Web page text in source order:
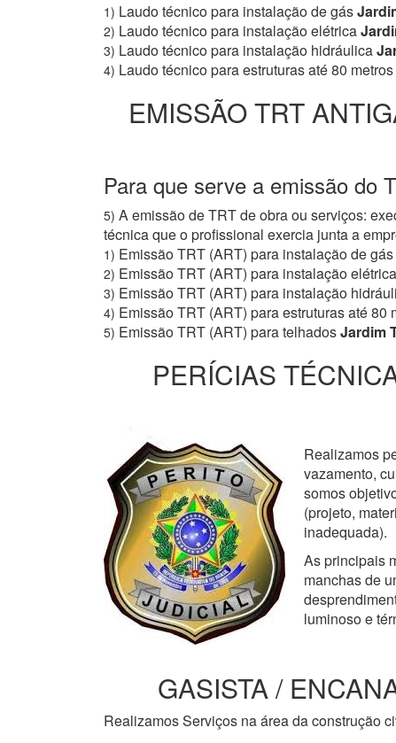
1) Laudo técnico para instalação de gás
2) Laudo técnico para instalação elétrica
3) Laudo técnico para instalação hidráulica
4) Laudo técnico para estruturas até 80 metros
EMISSÃO TRT
Para que serve a emissão do
5) A emissão de TRT de obra ou serviços:
técnica que o profissional exercia junta a
1) Emissão TRT (ART) para instalação de gás
2) Emissão TRT (ART) para instalação elétrica
3) Emissão TRT (ART) para instalação
4) Emissão TRT (ART) para estruturas até 80
5) Emissão TRT (ART) para telhadosJardim
PERÍCIAS
Realizamos
vazamento,
somos
(projeto,
inadequada).
As principais
manchas de
luminoso e
GASISTA /
Realizamos Serviços na área da construção